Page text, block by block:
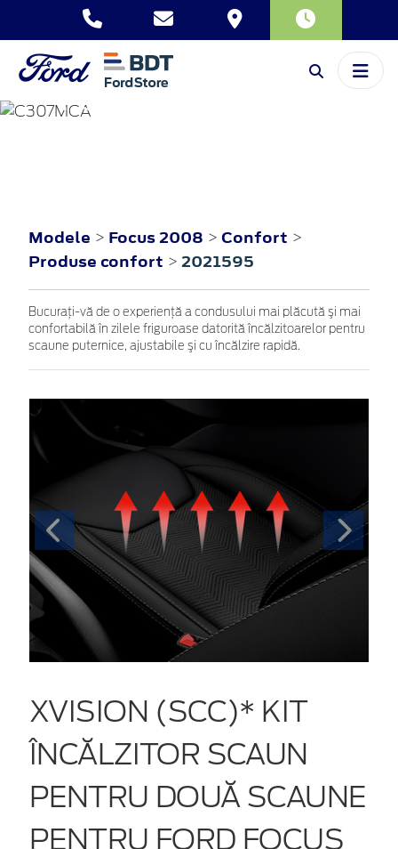
FOCUS
Modele > Focus 2008 > Confort >
Produse confort > 2021595
Bucuraţi-vă de o experienţă a condusului mai plăcută şi mai
confortabilă în zilele friguroase datorită încălzitoarelor pentru
scaune puternice, ajustabile şi cu încălzire rapidă.
XVISION (SCC)* KIT
ÎNCĂLZITOR SCAUN
PENTRU DOUĂ SCAUNE
PENTRU FORD FOCUS